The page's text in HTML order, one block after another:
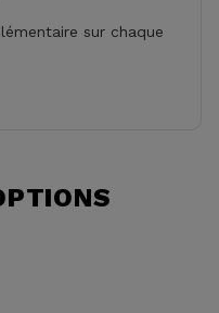
sur chaque